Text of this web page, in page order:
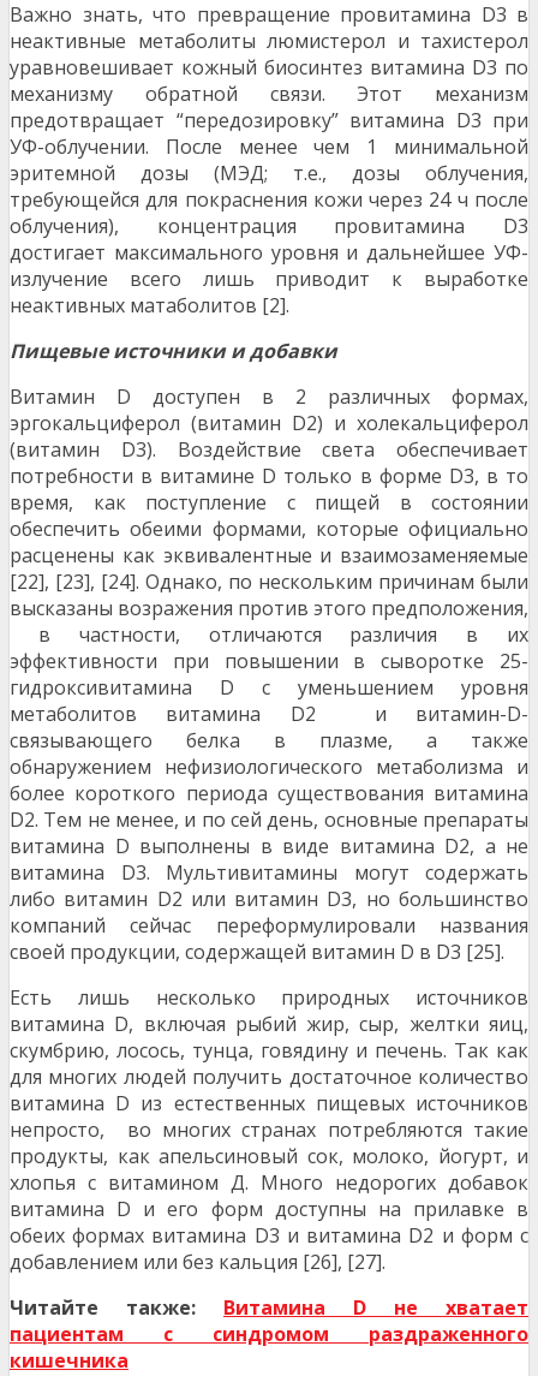
Важно знать, что превращение провитамина D3 в
неактивные метаболиты люмистерол и тахистерол
уравновешивает кожный биосинтез витамина D3 по
механизму обратной связи. Этот механизм
предотвращает “передозировку” витамина D3 при
УФ-облучении. После менее чем 1 минимальной
эритемной дозы (МЭД; т.е., дозы облучения,
требующейся для покраснения кожи через 24 ч после
облучения), концентрация провитамина D3
достигает максимального уровня и дальнейшее УФ-
излучение всего лишь приводит к выработке
неактивных матаболитов [2].
Пищевые источники и добавки
Витамин D доступен в 2 различных формах,
эргокальциферол (витамин D2) и холекальциферол
(витамин D3). Воздействие света обеспечивает
потребности в витамине D только в форме D3, в то
время, как поступление с пищей в состоянии
обеспечить обеими формами, которые официально
расценены как эквивалентные и взаимозаменяемые
[22], [23], [24]. Однако, по нескольким причинам были
высказаны возражения против этого предположения,
в частности, отличаются различия в их
эффективности при повышении в сыворотке 25-
гидроксивитамина D с уменьшением уровня
метаболитов витамина D2 и витамин-D-
связывающего белка в плазме, а также
обнаружением нефизиологического метаболизма и
более короткого периода существования витамина
D2. Тем не менее, и по сей день, основные препараты
витамина D выполнены в виде витамина D2, а не
витамина D3. Мультивитамины могут содержать
либо витамин D2 или витамин D3, но большинство
компаний сейчас переформулировали названия
своей продукции, содержащей витамин D в D3 [25].
Есть лишь несколько природных источников
витамина D, включая рыбий жир, сыр, желтки яиц,
скумбрию, лосось, тунца, говядину и печень. Так как
для многих людей получить достаточное количество
витамина D из естественных пищевых источников
непросто, во многих странах потребляются такие
продукты, как апельсиновый сок, молоко, йогурт, и
хлопья с витамином Д. Много недорогих добавок
витамина D и его форм доступны на прилавке в
обеих формах витамина D3 и витамина D2 и форм с
добавлением или без кальция [26], [27].
Читайте также: Витамина D не хватает
пациентам с синдромом раздраженного
кишечника